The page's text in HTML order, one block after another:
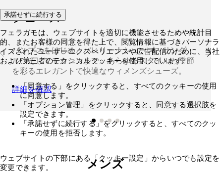
シューズ
パンプスをはじめ、バレリーナシューズ、サンダ
ル、そしてモカシンまで。あらゆるスタイルと季節
を彩るエレガントで快適なウィメンズシューズ。
詳細を確認
メンズ
承諾せずに続行する
フェラガモは、ウェブサイトを適切に機能させるためや統計目
的、またお客様の同意を得た上で、閲覧情報に基づきパーソナラ
イズされたユーザーエクスペリエンスや広告配信のために、当社
および第三者のテクニカルクッキーを使用しています。
「同意する」をクリックすると、すべてのクッキーの使用
に同意します。
「オプション管理」をクリックすると、同意する選択肢を
設定できます。
「承諾せずに続行する」をクリックすると、すべてのクッ
キーの使用を拒否します。
ウェブサイトの下部にある「クッキー設定」からいつでも設定を
変更できます。